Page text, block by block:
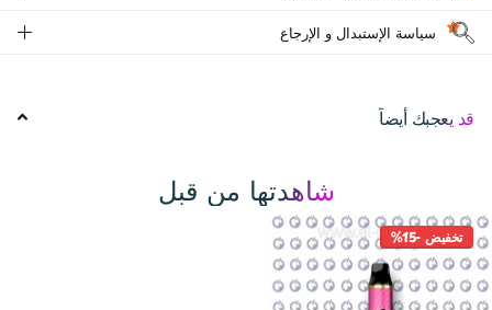
سياسة الإستبدال و الإرجاع
قد يعجبك أيضاً
شاهدتها من قبل
تخفيض -15%